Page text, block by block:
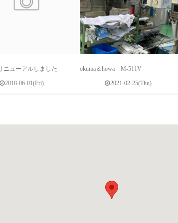
ニューアルしました
2018-06-01(Fri)
okuma＆howa M-511V
2021-02-25(Thu)